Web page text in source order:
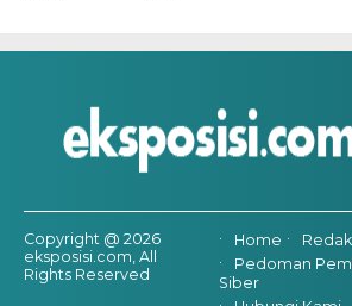
Copyright @ 2026
eksposisi.com, All
Rights Reserved
Home
Pedoman
Siber